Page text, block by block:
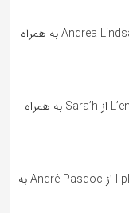
آهنگ فرانسوی Près de toi از Andrea Lindsay به همراه
آهنگ فرانسوی L’encre de tes yeux از Sara’h به همراه
آهنگ فرانسوی l pleut sur la route از André Pasdoc به